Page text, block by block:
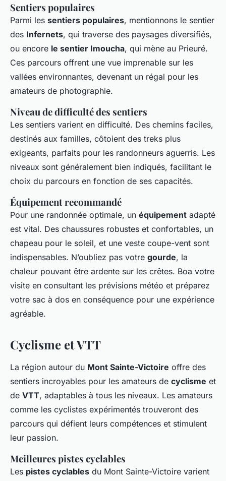
Sentiers populaires
Parmi les sentiers populaires, mentionnons le sentier
des Infernets, qui traverse des paysages diversifiés,
ou encore le sentier Imoucha, qui mène au Prieuré.
Ces parcours offrent une vue imprenable sur les
vallées environnantes, devenant un régal pour les
amateurs de photographie.
Niveau de difficulté des sentiers
Les sentiers varient en difficulté. Des chemins faciles,
destinés aux familles, côtoient des treks plus
exigeants, parfaits pour les randonneurs aguerris. Les
niveaux sont généralement bien indiqués, facilitant le
choix du parcours en fonction de ses capacités.
Équipement recommandé
Pour une randonnée optimale, un équipement adapté
est vital. Des chaussures robustes et confortables, un
chapeau pour le soleil, et une veste coupe-vent sont
indispensables. N’oubliez pas votre gourde, la
chaleur pouvant être ardente sur les crêtes. Boa votre
visite en consultant les prévisions météo et préparez
votre sac à dos en conséquence pour une expérience
agréable.
Cyclisme et VTT
La région autour du Mont Sainte-Victoire offre des
sentiers incroyables pour les amateurs de cyclisme et
de VTT, adaptables à tous les niveaux. Les amateurs
comme les cyclistes expérimentés trouveront des
parcours qui défient leurs compétences et stimulent
leur passion.
Meilleures pistes cyclables
Les pistes cyclables du Mont Sainte-Victoire varient